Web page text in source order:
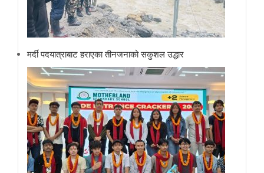
मर्दी पदयात्राबाट हराएका तीनजनाको सकुशल उद्धार